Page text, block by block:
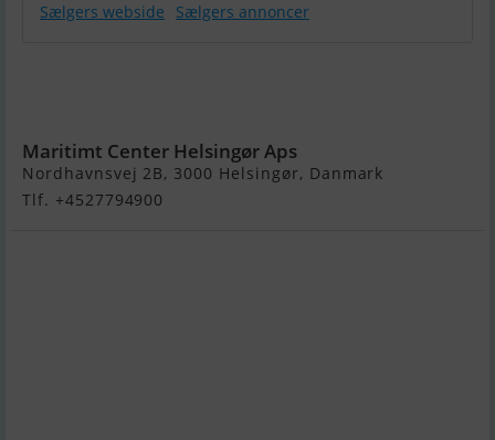
Sælgers webside Sælgers annoncer
Maritimt Center Helsingør Aps
Nordhavnsvej 2B, 3000 Helsingør, Danmark
Tlf. +4527794900